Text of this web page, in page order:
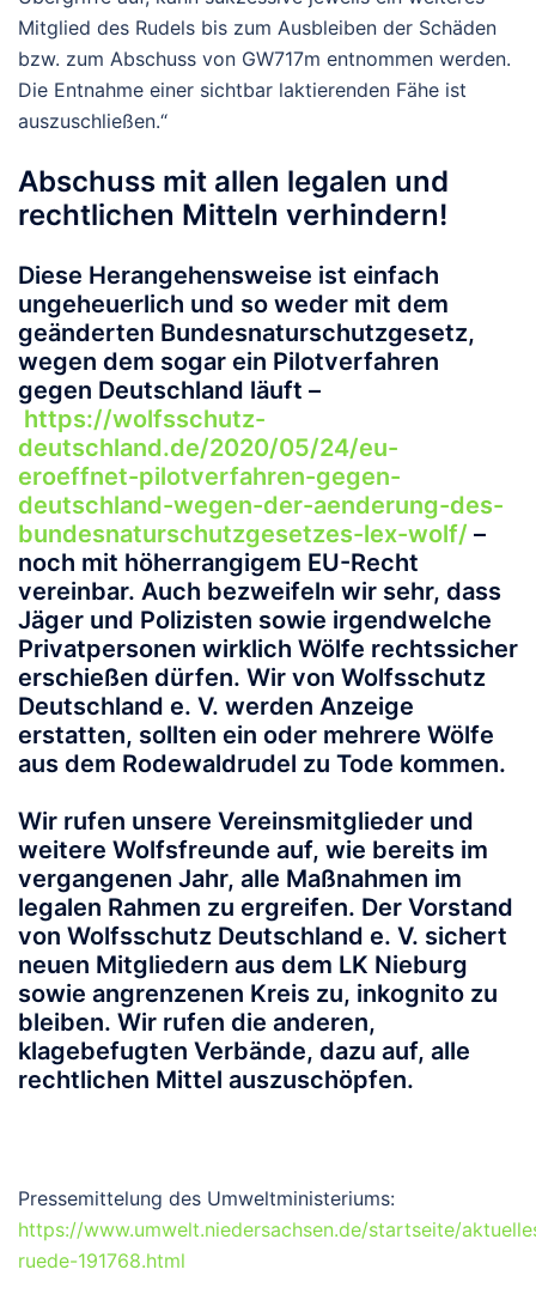
Mitglied des Rudels bis zum Ausbleiben der Schäden
bzw. zum Abschuss von GW717m entnommen werden.
Die Entnahme einer sichtbar laktierenden Fähe ist
auszuschließen.“
Abschuss mit allen legalen und
rechtlichen Mitteln verhindern!
Diese Herangehensweise ist einfach
ungeheuerlich und so weder mit dem
geänderten Bundesnaturschutzgesetz,
wegen dem sogar ein Pilotverfahren
gegen Deutschland läuft –
https://wolfsschutz-
deutschland.de/2020/05/24/eu-
eroeffnet-pilotverfahren-gegen-
deutschland-wegen-der-aenderung-des-
bundesnaturschutzgesetzes-lex-wolf/ –
noch mit höherrangigem EU-Recht
vereinbar. Auch bezweifeln wir sehr, dass
Jäger und Polizisten sowie irgendwelche
Privatpersonen wirklich Wölfe rechtssicher
erschießen dürfen. Wir von Wolfsschutz
Deutschland e. V. werden Anzeige
erstatten, sollten ein oder mehrere Wölfe
aus dem Rodewaldrudel zu Tode kommen.
Wir rufen unsere Vereinsmitglieder und
weitere Wolfsfreunde auf, wie bereits im
vergangenen Jahr, alle Maßnahmen im
legalen Rahmen zu ergreifen. Der Vorstand
von Wolfsschutz Deutschland e. V. sichert
neuen Mitgliedern aus dem LK Nieburg
sowie angrenzenen Kreis zu, inkognito zu
bleiben. Wir rufen die anderen,
klagebefugten Verbände, dazu auf, alle
rechtlichen Mittel auszuschöpfen.
Pressemittelung des Umweltministeriums:
https://www.umwelt.niedersachsen.de/startseite/
ruede-191768.html